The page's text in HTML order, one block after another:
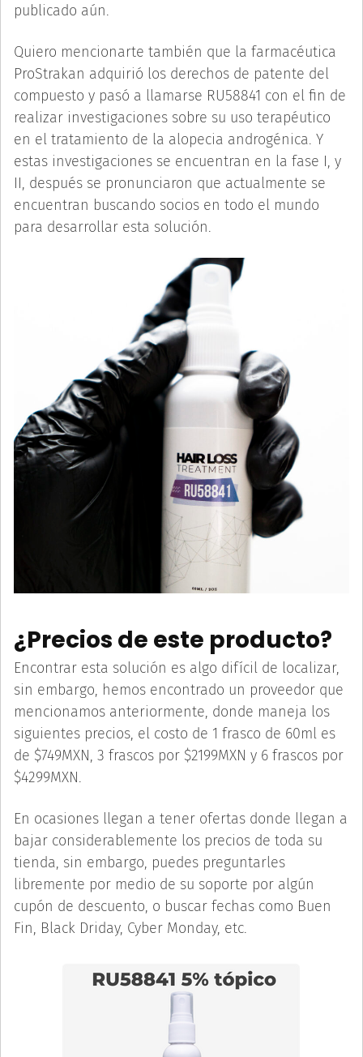
publicado aún.
Quiero mencionarte también que la farmacéutica
ProStrakan adquirió los derechos de patente del
compuesto y pasó a llamarse RU58841 con el fin de
realizar investigaciones sobre su uso terapéutico
en el tratamiento de la alopecia androgénica. Y
estas investigaciones se encuentran en la fase I, y
II, después se pronunciaron que actualmente se
encuentran buscando socios en todo el mundo
para desarrollar esta solución.
¿Precios de este producto?
Encontrar esta solución es algo difícil de localizar,
sin embargo, hemos encontrado un proveedor que
mencionamos anteriormente, donde maneja los
siguientes precios, el costo de 1 frasco de 60ml es
de $749MXN, 3 frascos por $2199MXN y 6 frascos por
$4299MXN.
En ocasiones llegan a tener ofertas donde llegan a
bajar considerablemente los precios de toda su
tienda, sin embargo, puedes preguntarles
libremente por medio de su soporte por algún
cupón de descuento, o buscar fechas como Buen
Fin, Black Driday, Cyber Monday, etc.